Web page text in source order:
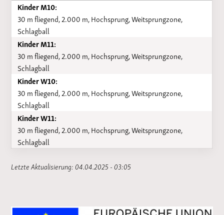
Kinder M10:
30 m fliegend, 2.000 m, Hochsprung, Weitsprungzone,
Schlagball
Kinder M11:
30 m fliegend, 2.000 m, Hochsprung, Weitsprungzone,
Schlagball
Kinder W10:
30 m fliegend, 2.000 m, Hochsprung, Weitsprungzone,
Schlagball
Kinder W11:
30 m fliegend, 2.000 m, Hochsprung, Weitsprungzone,
Schlagball
Letzte Aktualisierung: 04.04.2025 - 03:05